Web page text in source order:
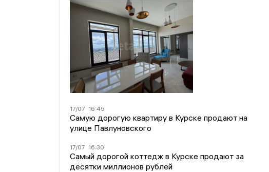
17/07 16:45
Самую дорогую квартиру в Курске продают на
улице Павлуновского
17/07 16:30
Самый дорогой коттедж в Курске продают за
десятки миллионов рублей